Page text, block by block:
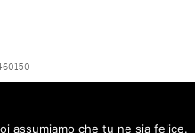
assumiamo che tu ne sia felice.